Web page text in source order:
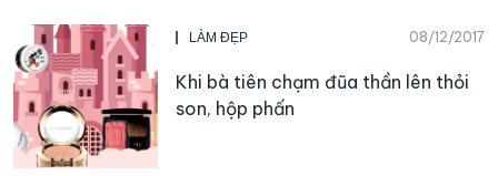
LÀM ĐẸP 08/12/2017
Khi bà tiên chạm đũa thần lên thỏi
son, hộp phấn